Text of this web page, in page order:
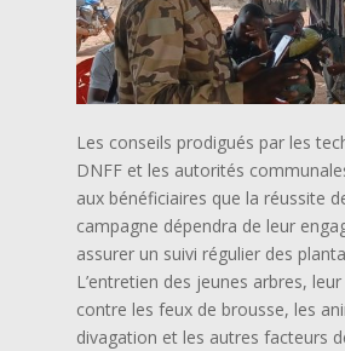
Les conseils prodigués par les
DNFF et les autorités
aux bénéficiaires que la réussite
campagne dépendra de leur
assurer un suivi régulier des
L’entretien des jeunes arbres,
contre les feux de brousse, les
divagation et les autres facteurs